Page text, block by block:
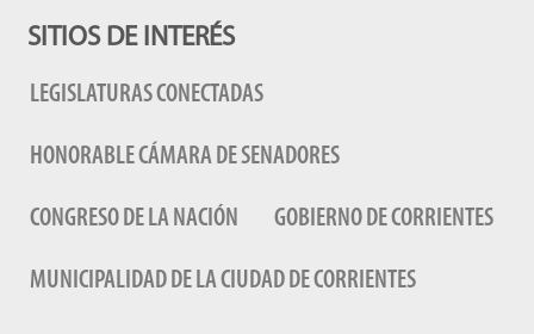
SITIOS DE INTERÉS
LEGISLATURAS CONECTADAS
HONORABLE CÁMARA DE SENADORES
CONGRESO DE LA NACIÓN GOBIERNO DE CORRIENTES
MUNICIPALIDAD DE LA CIUDAD DE CORRIENTES